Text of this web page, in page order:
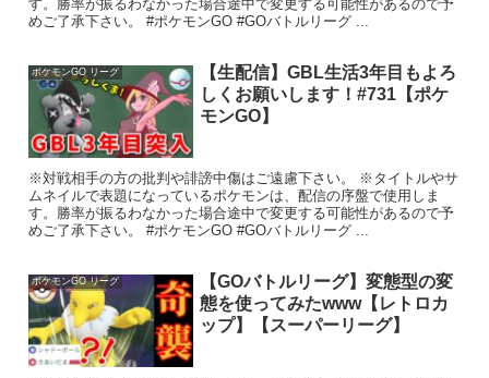
す。勝率が振るわなかった場合途中で変更する可能性があるので予
めご了承下さい。 #ポケモンGO #GOバトルリーグ ...
ポケモンGO リーグ
【生配信】GBL生活3年目もよろ
しくお願いします！#731【ポケ
モンGO】
※対戦相手の方の批判や誹謗中傷はご遠慮下さい。 ※タイトルやサ
ムネイルで表題になっているポケモンは、配信の序盤で使用しま
す。勝率が振るわなかった場合途中で変更する可能性があるので予
めご了承下さい。 #ポケモンGO #GOバトルリーグ ...
ポケモンGO リーグ
【GOバトルリーグ】変態型の変
態を使ってみたwww【レトロカ
ップ】【スーパーリーグ】